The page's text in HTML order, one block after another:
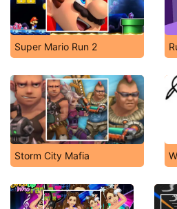
Super Mario Run 2
Storm City Mafia